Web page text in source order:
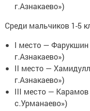
г.Азнакаево»)
Среди мальчиков 1-5
I место —
г.Азнакаево»)
II место —
г.Азнакаево»)
III место —
с.Урманаево»)